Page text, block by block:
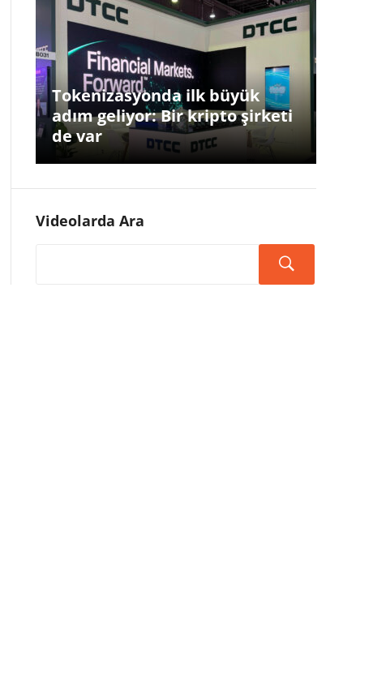
Tokenizasyonda ilk büyük
adım geliyor: Bir kripto şirketi
de var
Videolarda Ara